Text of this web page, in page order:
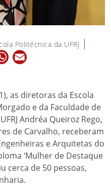
Politécnica da UFRJ
WhatsApp
as diretoras da Escola
e da Faculdade de
Andréa Queiroz Rego,
de Carvalho, receberam
e Arquitetas do
‘Mulher de Destaque
cerca de 50 pessoas,